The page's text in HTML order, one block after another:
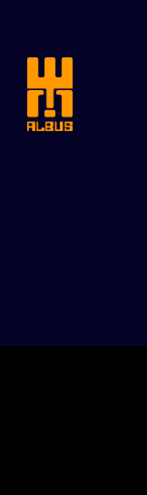
content